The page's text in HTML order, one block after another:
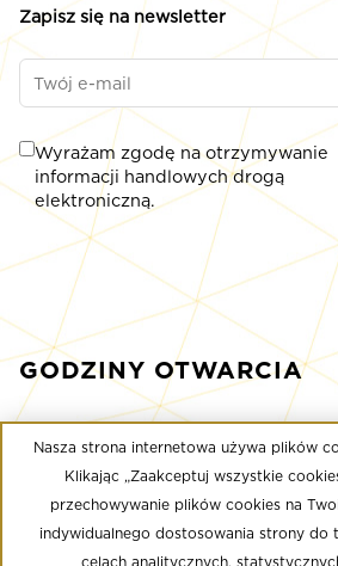
Zapisz się na newsletter
Wyrażam zgodę na otrzymywanie
informacji handlowych drogą
elektroniczną.
GODZINY OTWARCIA
poniedziałek - sobota: 9:00 -
niedziela: 9:00 - 21:00
Nasza strona internetowa używa plików
Klikając „Zaakceptuj wszystkie
przechowywanie plików cookies na
indywidualnego dostosowania strony
celach analitycznych,